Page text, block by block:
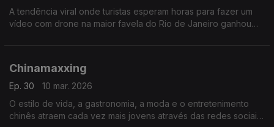
A tendência viral onde turistas esperam horas para fazer um
vídeo com drone na maior favela do Rio de Janeiro ganhou
Chinamaxxing
Ep. 30
10 mar. 2026
O estilo de vida, a gastronomia, a moda e o entretenimento
chinês atraem cada vez mais jovens através das redes sociais.